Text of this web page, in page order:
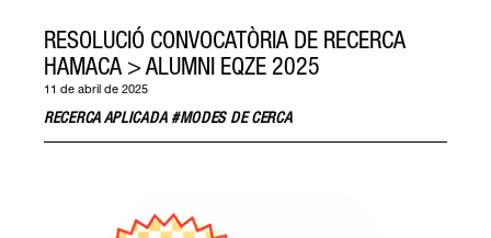
RESOLUCIÓ CONVOCATÒRIA DE RECERCA
HAMACA > ALUMNI EQZE 2025
11 de abril de 2025
RECERCAAPLICADA #MODES DE CERCA